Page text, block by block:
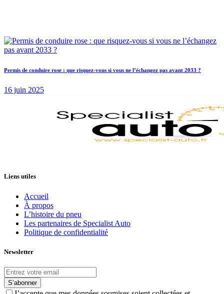
Permis de conduire rose : que risquez-vous si vous ne l’échangez pas avant 2033 ?
16 juin 2025
Liens utiles
Accueil
À propos
L’histoire du pneu
Les partenaires de Specialist Auto
Politique de confidentialité
Newsletter
S’abonner